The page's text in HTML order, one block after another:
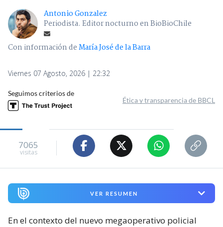
Antonio Gonzalez
Periodista. Editor nocturno en BioBioChile
Con información deMaría José de la Barra
Viernes 07 Agosto, 2026 | 22:32
Seguimos criterios de
Ética y transparencia de BBCL
7065
visitas
VER RESUMEN
En el contexto del nuevo megaoperativo policial